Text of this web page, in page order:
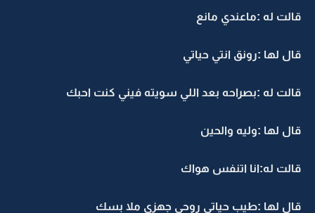
قالت له :ماعندي مانع
قال لها :رونق انتي حياتي
قالت له :بصراحه بعد اللي سويته فيني كنت احبك
قال لها :وليه والحين
قالت له:انا اتنفس هواك
قال لها :طيب حياتي روحي جهزي ملا بسك